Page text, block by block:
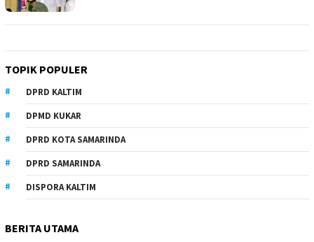
TOPIK POPULER
DPRD KALTIM
DPMD KUKAR
DPRD KOTA SAMARINDA
DPRD SAMARINDA
DISPORA KALTIM
BERITA UTAMA